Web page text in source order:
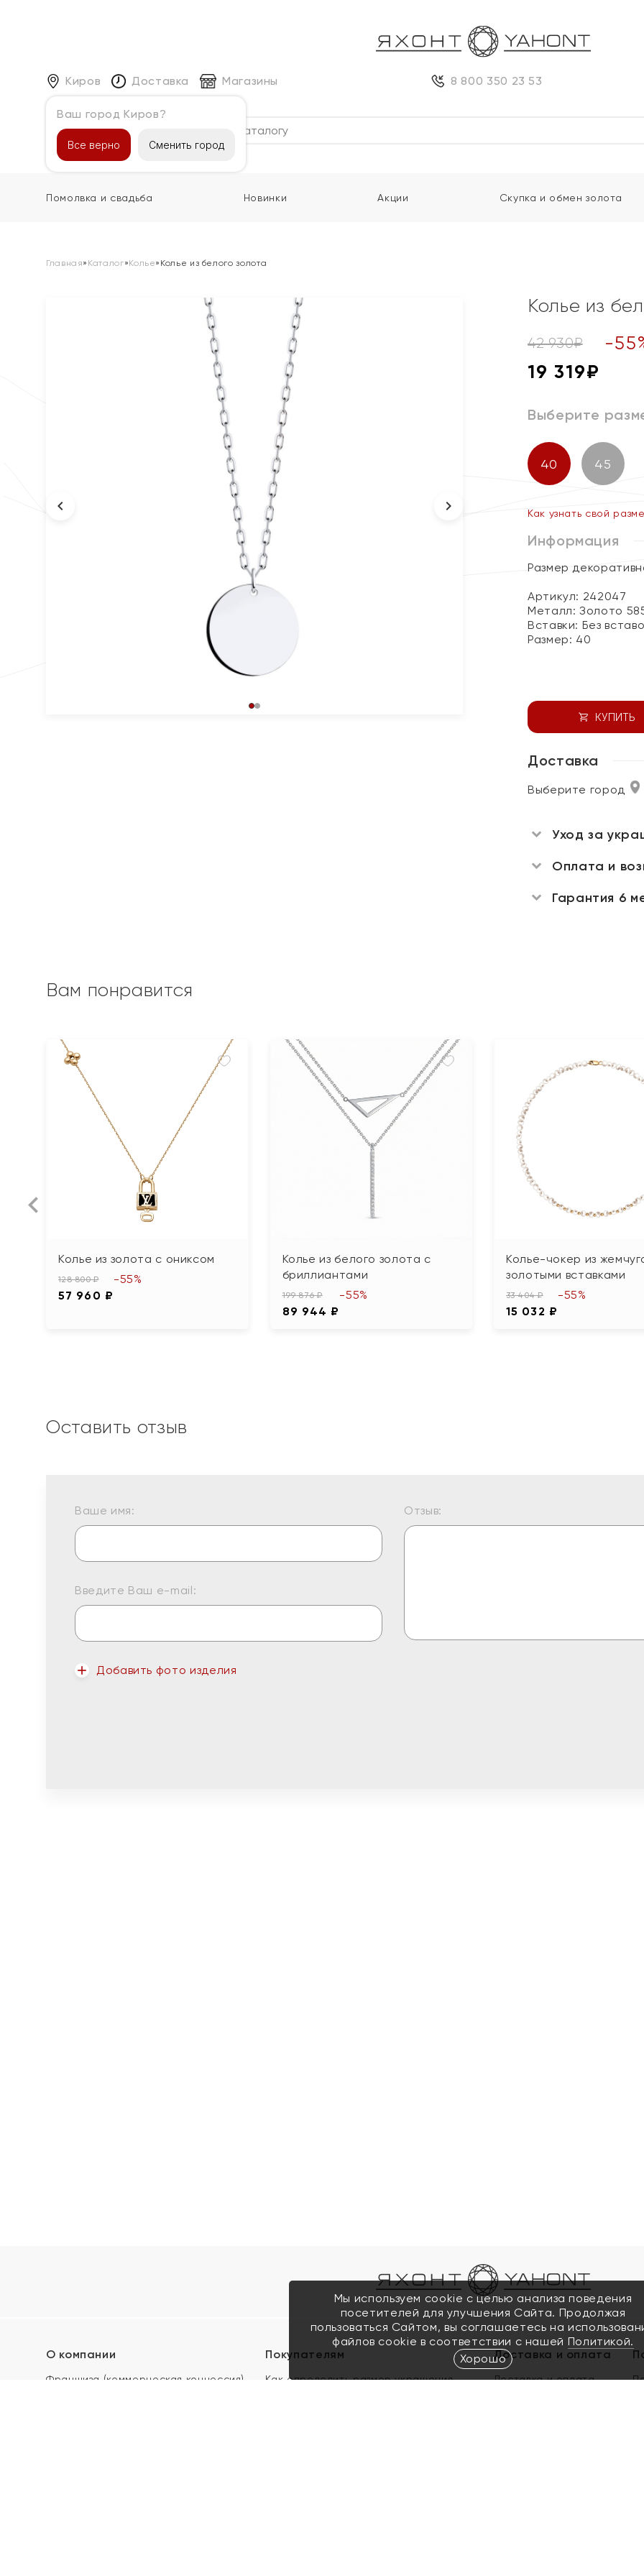
Киров
Ваш город Киров?
Все верно Сменить город
Доставка Магазины 8 800 350 23 53
Каталог
Помолвка и свадьба Новинки Акции Скупка и обмен золота
Главная» Каталог»Колье» Колье из белого золота
Колье из
42 930₽ -55
19 319₽
Выберите
40 45
Как узнать свой
Информация
Размер
Артикул: 242047
Металл:Золото
Вставки: Без
Размер: 40
КУПИТЬ
Доставка
Выберите город
Уход за
Оплата и
Гарантия 6
Вам понравится
Колье из золота с ониксом
128 800 ₽
57 960 ₽
-55%
Колье из белого золота с
бриллиантами
199 876 ₽
89 944 ₽
-55%
Колье-чокер из
золотыми вставками
33 404 ₽
15 032 ₽
-55%
Оставить отзыв
Ваше имя:
Введите Ваш e-mail:
Добавить фото изделия
Отзыв:
О компании
Франшиза (коммерческая концессия)
Покупателям
Как определить размер украшения
Доставка и оплата
Доставка и оплата
Мы используем cookie с целью анализа поведения
посетителей для улучшения Сайта. Продолжая
пользоваться Сайтом, вы соглашаетесь на
файлов cookie в соответствии с нашей Политикой.
Хорошо